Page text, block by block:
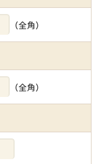
（全角）
（全角）